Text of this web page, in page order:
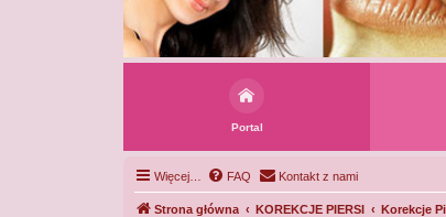
Portal
Więcej… FAQ Kontakt z nami
Strona główna KOREKCJE PIERSI Korekcje